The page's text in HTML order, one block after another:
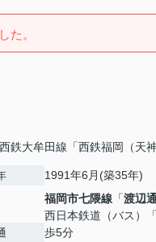
た。
西鉄大牟田線「西鉄福岡（天
1991年6月(築35年)
福岡市七隈線 「渡辺通
西日本鉄道（バス）
歩5分